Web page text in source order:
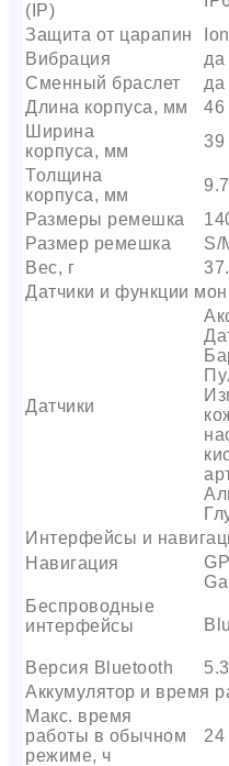
(IP)
Защита от царапин
Вибрация
да
Сменный браслет
да
Длина корпуса, мм
46
Ширина
корпуса, мм
39
Толщина
корпуса, мм
9.7
Размеры ремешка
Размер ремешка
S/
Вес, г
Датчики и функции
Датчики
Интерфейсы и
Навигация
Беспроводные
интерфейсы
Версия Bluetooth
5.3
Аккумулятор и время
Макс. время
работы в обычном
режиме, ч
24